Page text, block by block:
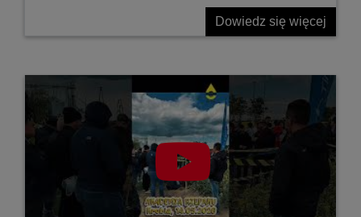
Dowiedz się więcej